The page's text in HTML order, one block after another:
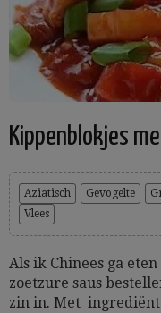
Kippenblokjes
Aziatisch Gevogelte
Vlees
Als ik Chinees ga
zoetzure saus
zin in. Met